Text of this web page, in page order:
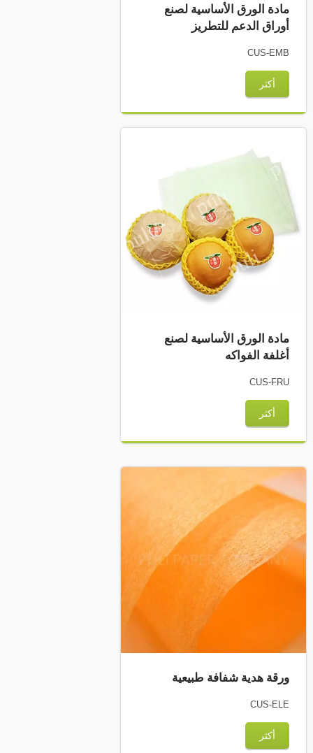
مادة الورق الأساسية لصنع
أوراق الدعم للتطريز
CUS-EMB
أكثر
مادة الورق الأساسية لصنع
أغلفة الفواكه
CUS-FRU
أكثر
ورقة هدية شفافة طبيعية
CUS-ELE
أكثر